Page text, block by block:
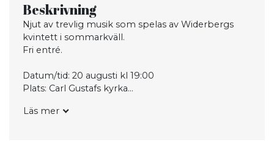
Beskrivning
Njut av trevlig musik som spelas av Widerbergs
kvintett i sommarkväll.
Fri entré.
Datum/tid: 20 augusti kl 19:00
Plats: Carl Gustafs kyrka
Arrangör: Karlshamns församling
Läs mer